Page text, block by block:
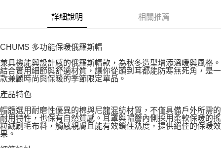
詳細說明 相關推薦
CHUMS 多功能保暖俄羅斯帽
兼具機能與設計感的俄羅斯帽款，為秋冬造型增添溫暖與風格。
結合實用細節與舒適材質，讓你從頭到耳都能防寒無死角，是一
款兼顧時尚與保暖的季節限定單品。
產品特色
帽體選用耐磨性優異的棉與尼龍混紡材質，不僅具備戶外所需的
耐用特性，也保有自然質感。耳罩與帽簷內側採用柔軟保暖的搖
粒絨刷毛布料，觸感親膚且能有效鎖住熱度，提供絕佳的保暖效
果。